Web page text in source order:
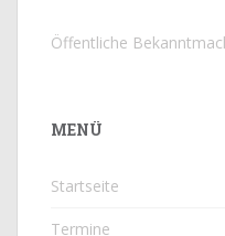
Öffentliche
MENÜ
Startseite
Termine